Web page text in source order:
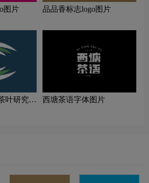
图片 品品香标志logo图片
叶研究所
西塘茶语字体图片